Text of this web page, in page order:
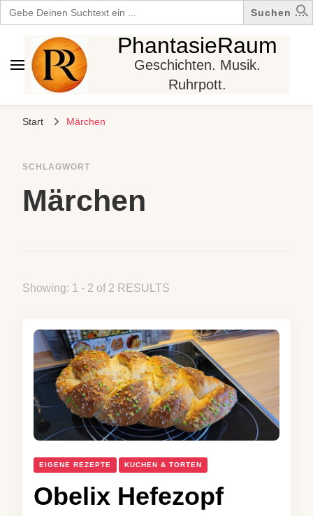
Search
for:
PhantasieRaum
Geschichten. Musik.
Ruhrpott.
Start Märchen
SCHLAGWORT
Märchen
Showing: 1 - 2 of 2 RESULTS
EIGENE REZEPTE KUCHEN & TORTEN
Obelix Hefezopf